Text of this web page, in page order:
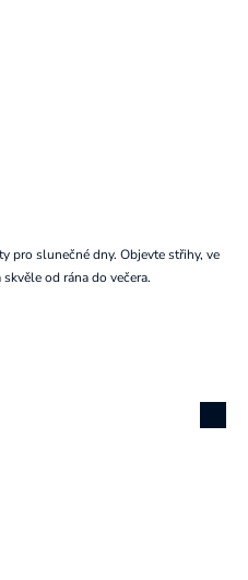
pro slunečné dny. Objevte střihy, ve
od rána do večera.